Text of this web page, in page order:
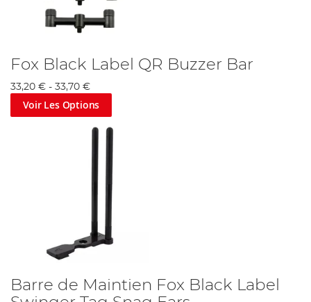
Fox Black Label QR Buzzer Bar
33,20 € - 33,70 €
Voir Les Options
Barre de Maintien Fox Black Label